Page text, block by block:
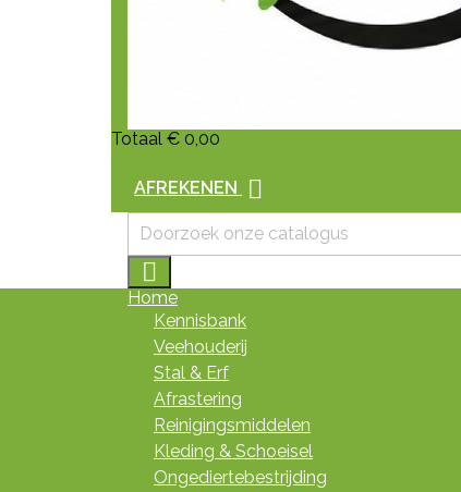
Totaal € 0,00
AFREKENEN 

Home
Kennisbank
Veehouderij
Stal & Erf
Afrastering
Reinigingsmiddelen
Kleding & Schoeisel
Ongediertebestrijding